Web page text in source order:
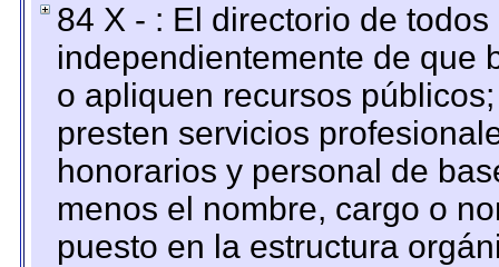
84 X - : El directorio de
independientemente de que
o apliquen recursos
presten servicios
honorarios y personal de
menos el nombre, cargo o
puesto en la estructura